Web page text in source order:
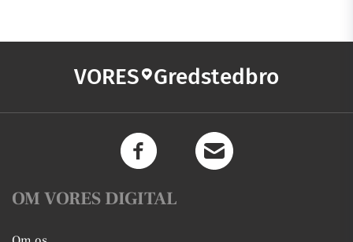
VORES Gredstedbro
OM VORES DIGITAL